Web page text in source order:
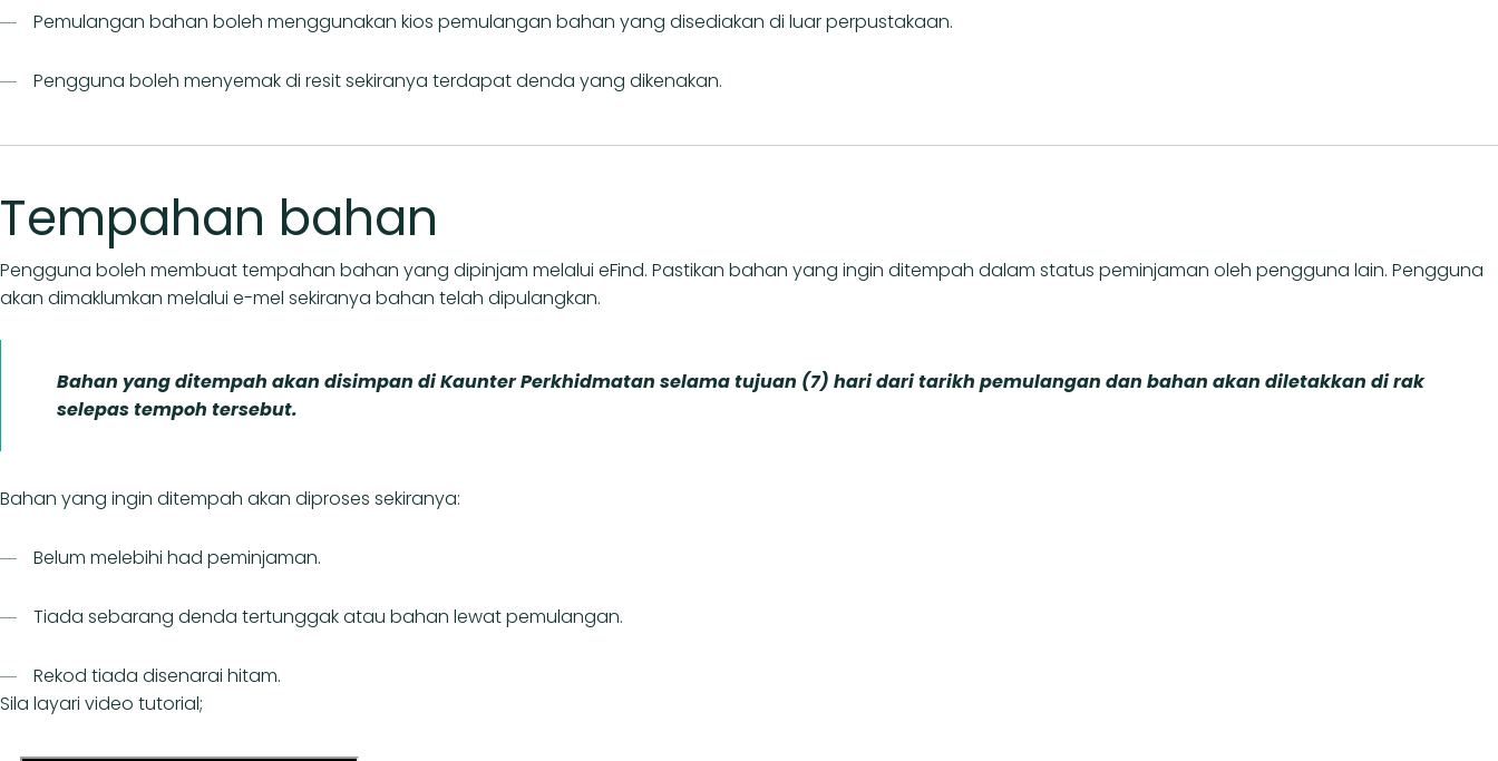
Pemulangan bahan boleh menggunakan kios pemulangan bahan yang disediakan di luar perpustakaan.
Pengguna boleh menyemak di resit sekiranya terdapat denda yang dikenakan.
Tempahan bahan
Pengguna boleh membuat tempahan bahan yang dipinjam melalui eFind. Pastikan bahan yang ingin ditempah dalam status peminjaman oleh pengguna lain. Pengguna
akan dimaklumkan melalui e-mel sekiranya bahan telah dipulangkan.
Bahan yang ditempah akan disimpan di Kaunter Perkhidmatan selama tujuan (7) hari dari tarikh pemulangan dan bahan akan diletakkan di rak
selepas tempoh tersebut.
Bahan yang ingin ditempah akan diproses sekiranya:
Belum melebihi had peminjaman.
Tiada sebarang denda tertunggak atau bahan lewat pemulangan.
Rekod tiada disenarai hitam.
Sila layari video tutorial;